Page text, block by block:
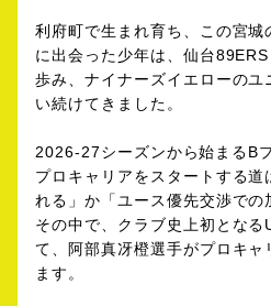
利府町で生まれ育ち、この宮
に出会った少年は、仙台
歩み、ナイナーズイエローのユ
い続けてきました。
2026-27シーズンから始まるB
プロキャリアをスタートする道
れる」か「ユース優先交渉での
その中で、クラブ史上初とな
て、阿部真冴橙選手がプロキャ
ます。